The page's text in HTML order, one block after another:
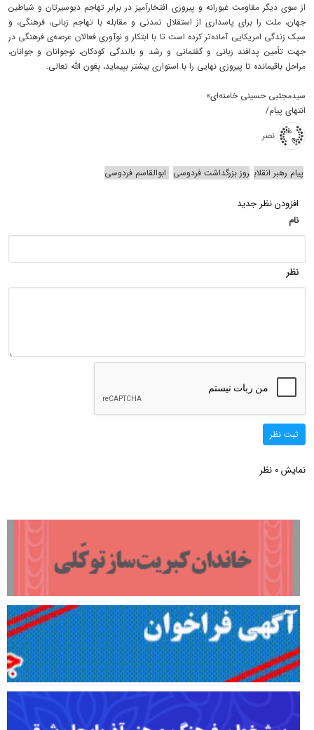
از سوی دیگر مقاومت غیورانه و پیروزی افتخارآمیز در برابر تهاجم دیوسیرتان و شیاطین
جهان، ملت را برای پاسداری از استقلال تمدنی و مقابله با تهاجم زبانی، فرهنگی، و
سبک زندگی امریکایی آماده‌تر کرده است تا با ابتکار و نوآوریِ فعالان عرصه‌ی فرهنگی در
جهت تأمین پدافند زبانی و گفتمانی و رشد و بالندگی کودکان، نوجوانان و جوانان،
مراحل باقیمانده تا پیروزی نهایی را با استواری بیشتر بپیماید، بِعَون‌ الله تعالی.
سیدمجتبی حسینی خامنه‌ای»
انتهای پیام/
نصر
پیام رهبر انقلاب روز بزرگداشت فردوسی ابوالقاسم فردوسی
افزودن نظر جدید
نام
نظر
ثبت نظر
نمایش 0 نظر